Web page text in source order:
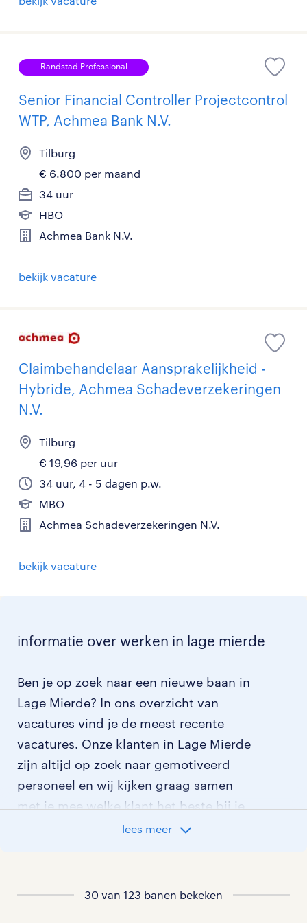
Randstad Professional
Senior Financial Controller Projectcontrol
WTP, Achmea Bank N.V.
Tilburg
€ 6.800 per maand
34 uur
HBO
Achmea Bank N.V.
bekijk vacature
Claimbehandelaar Aansprakelijkheid -
Hybride, Achmea Schadeverzekeringen
N.V.
Tilburg
€ 19,96 per uur
34 uur, 4 - 5 dagen p.w.
MBO
Achmea Schadeverzekeringen N.V.
bekijk vacature
informatie over werken in lage mierde
Ben je op zoek naar een nieuwe baan in
Lage Mierde? In ons overzicht van
vacatures vind je de meest recente
vacatures. Onze klanten in Lage Mierde
zijn altijd op zoek naar gemotiveerd
personeel en wij kijken graag samen
met je mee welke klant het beste bij je
vacatures in Diessen
lees meer
30 van 123 banen bekeken